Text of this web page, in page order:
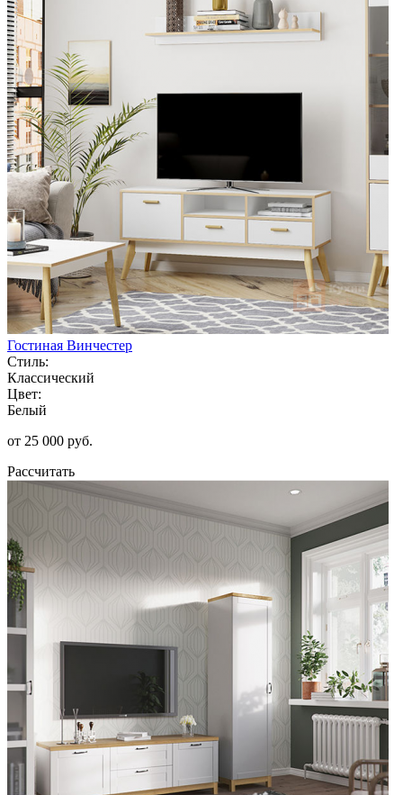
Гостиная Винчестер
Стиль:
Классический
Цвет:
Белый
от 25 000 руб.
Рассчитать